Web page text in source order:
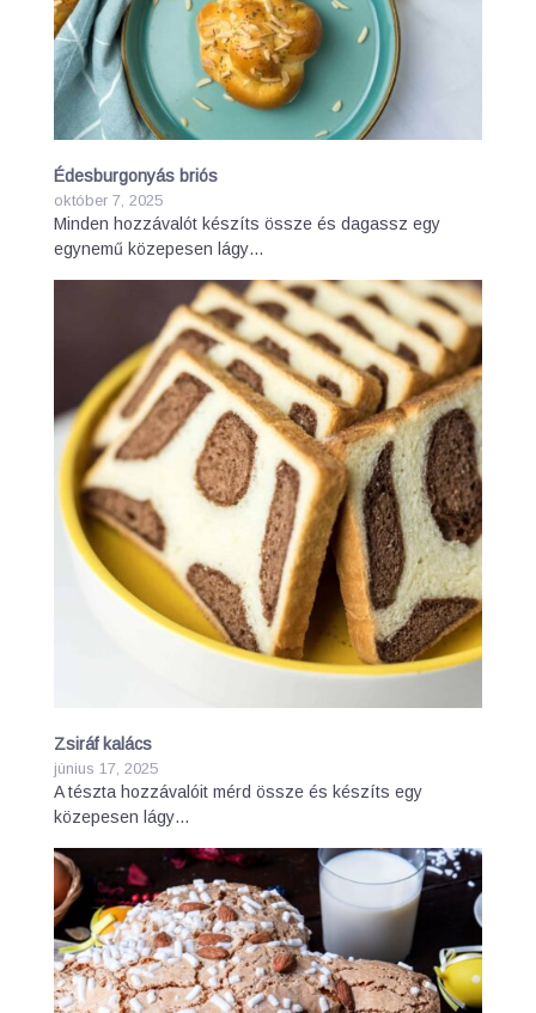
Édesburgonyás briós
október 7, 2025
Minden hozzávalót készíts össze és dagassz egy
egynemű közepesen lágy…
Zsiráf kalács
június 17, 2025
A tészta hozzávalóit mérd össze és készíts egy
közepesen lágy…